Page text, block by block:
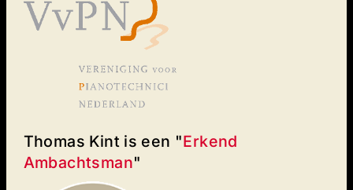
Thomas Kint is een "Erkend
Ambachtsman"